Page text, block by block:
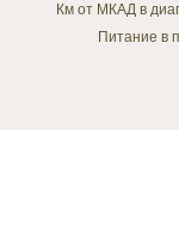
Км от МКАД в
Питание в